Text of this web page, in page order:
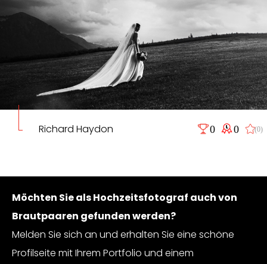
Richard Haydon 0 0 (0)
Möchten Sie als Hochzeitsfotograf auch von
Brautpaaren gefunden werden?
Melden Sie sich an und erhalten Sie eine schöne
Profilseite mit Ihrem Portfolio und einem